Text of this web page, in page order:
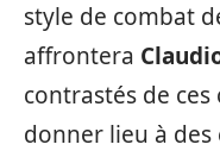
style de combat
affrontera
contrastés de
donner lieu à